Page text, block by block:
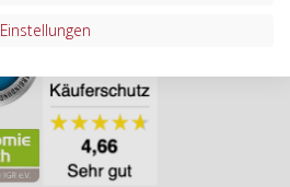
Einstellungen